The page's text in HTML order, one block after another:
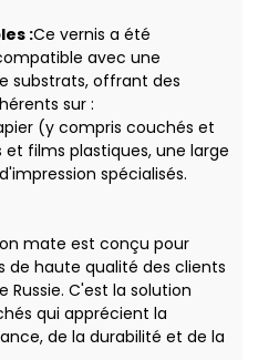
:Ce vernis a été
avec une
substrats, offrant des
sur :
(y compris couchés et
films plastiques, une large
spécialisés.
mate est conçu pour
de haute qualité des clients
Russie. C'est la solution
qui apprécient la
de la durabilité et de la